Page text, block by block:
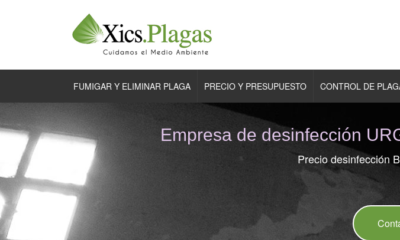
FUMIGAR Y ELIMINAR PLAGA PRECIO Y PRESUPUESTO CONTROL DE
Empresa de desinfección
Precio desinfección